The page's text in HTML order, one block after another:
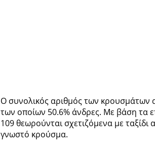
Ο συνολικός αριθμός των κρουσμάτων
των οποίων 50.6% άνδρες. Με βάση τα
109 θεωρούνται σχετιζόμενα με ταξίδι
γνωστό κρούσμα.